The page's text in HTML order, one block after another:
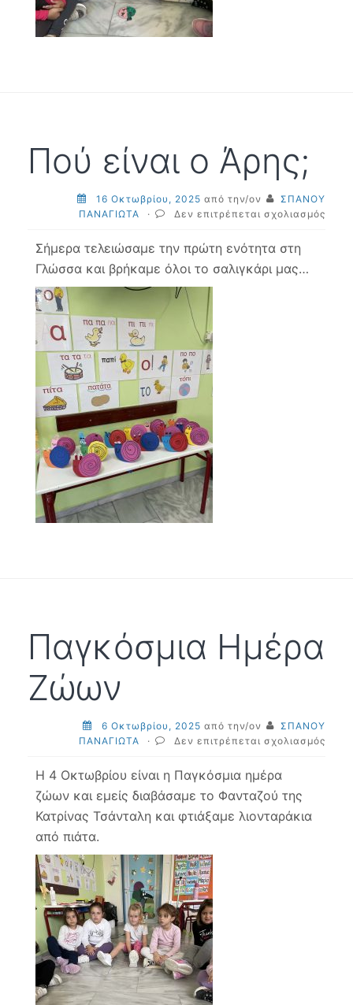
Πού είναι ο Άρης;
16 Οκτωβρίου, 2025 από την/ον
ΣΠΑΝΟΥ
ΠΑΝΑΓΙΩΤΑ
· Δεν επιτρέπεται σχολιασμός
Σήμερα τελειώσαμε την πρώτη ενότητα στη
Γλώσσα και βρήκαμε όλοι το σαλιγκάρι μας…
Παγκόσμια Ημέρα
Ζώων
6 Οκτωβρίου, 2025 από την/ον
ΣΠΑΝΟΥ
ΠΑΝΑΓΙΩΤΑ
· Δεν επιτρέπεται σχολιασμός
Η 4 Οκτωβρίου είναι η Παγκόσμια ημέρα
ζώων και εμείς διαβάσαμε το Φανταζού της
Κατρίνας Τσάνταλη και φτιάξαμε λιονταράκια
από πιάτα.